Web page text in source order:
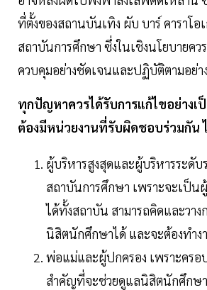
ที่ตั้งของสถานบันเทิง ผับ บาร์ คาราโอ
สถาบันการศึกษา ซึ่งในเชิงนโยบายค
ควบคุมอย่างชัดเจนและปฏิบัติตามอย่า
ทุกปัญหาควรได้รับการแก้ไขอย่างเ
ต้องมีหน่วยงานที่รับผิดชอบร่วมกัน
ผู้บริหารสูงสุดและผู้บริหารระดับ
สถาบันการศึกษา เพราะจะเป็น
ได้ทั้งสถาบัน สามารถคิดและวาง
นิสิตนักศึกษาได้ และจะต้องทำ
พ่อแม่และผู้ปกครอง เพราะครอ
สำคัญที่จะช่วยดูแลนิสิตนักศึกษา